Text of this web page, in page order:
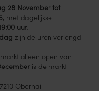
28 November tot
, met dagelijkse
uur.
zijn de uren verlengd
alleen open van
is de markt
Obernai